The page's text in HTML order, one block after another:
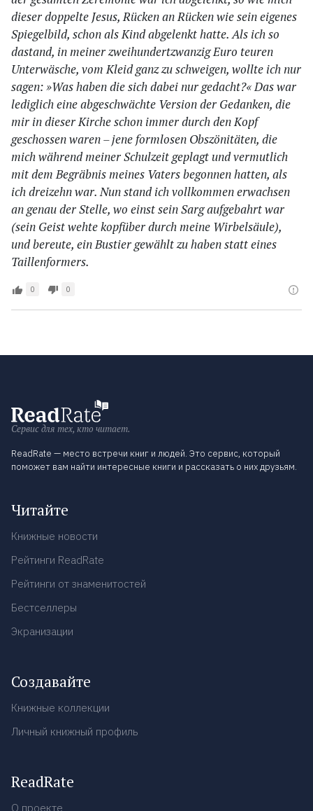
dieser doppelte Jesus, Rücken an Rücken wie sein eigenes
Spiegelbild, schon als Kind abgelenkt hatte. Als ich so
dastand, in meiner zweihundertzwanzig Euro teuren
Unterwäsche, vom Kleid ganz zu schweigen, wollte ich nur
sagen: »Was haben die sich dabei nur gedacht?« Das war
lediglich eine abgeschwächte Version der Gedanken, die
mir in dieser Kirche schon immer durch den Kopf
geschossen waren – jene formlosen Obszönitäten, die
mich während meiner Schulzeit geplagt und vermutlich
mit dem Begräbnis meines Vaters begonnen hatten, als
ich dreizehn war. Nun stand ich vollkommen erwachsen
an genau der Stelle, wo einst sein Sarg aufgebahrt war
(sein Geist wehte kopfüber durch meine Wirbelsäule),
und bereute, ein Bustier gewählt zu haben statt eines
Taillenformers.
0 0
Сервис для тех, кто читает.
ReadRate — место встречи книг и людей. Это сервис, который
поможет вам найти интересные книги и рассказать о них друзьям.
Читайте
Книжные новости
Рейтинги ReadRate
Рейтинги от знаменитостей
Бестселлеры
Экранизации
Создавайте
Книжные коллекции
Личный книжный профиль
ReadRate
О проекте